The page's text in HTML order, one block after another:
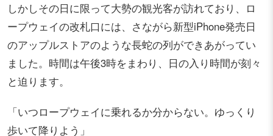
しかしその日に限って大勢の観光客が訪れており、ロ
ープウェイの改札口には、さながら新型iPhone発売日
のアップルストアのような長蛇の列ができあがってい
ました。時間は午後3時をまわり、日の入り時間が刻々
と迫ります。
「いつロープウェイに乗れるか分からない。ゆっくり
歩いて降りよう」